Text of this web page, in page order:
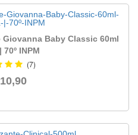
Baby Classic 60ml
70º INPM
(7)